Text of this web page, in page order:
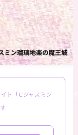
ンク集
ト「Cジャスミン